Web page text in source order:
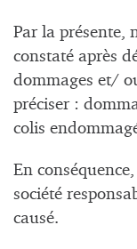
Par la présente,
constaté après
dommages et/
préciser :
colis
En
société
causé.